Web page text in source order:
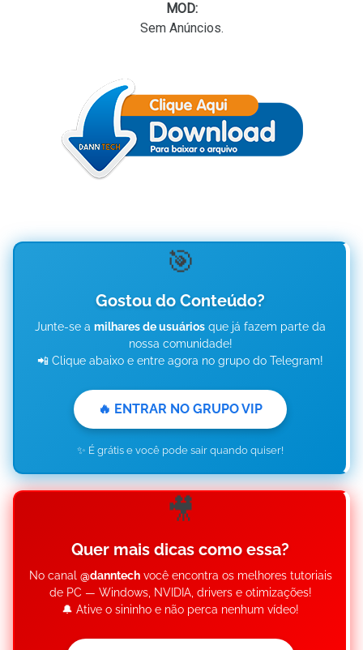
MOD:
Sem Anúncios.
🎯
Gostou do Conteúdo?
Junte-se a milhares de usuários que já fazem parte da
nossa comunidade!
📲 Clique abaixo e entre agora no grupo do Telegram!
🔥 ENTRAR NO GRUPO VIP
✨ É grátis e você pode sair quando quiser!
🎥
Quer mais dicas como essa?
No canal @danntechvocê encontra os melhores tutoriais
de PC — Windows, NVIDIA, drivers e otimizações!
🔔 Ative o sininho e não perca nenhum vídeo!